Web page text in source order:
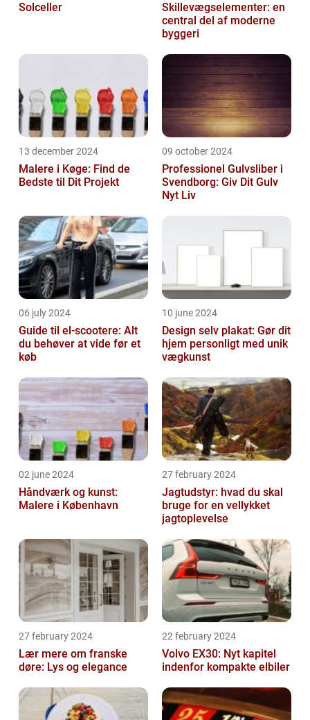
Solceller
Skillevægselementer: en
central del af moderne
byggeri
13 december 2024
Malere i Køge: Find de
Bedste til Dit Projekt
09 october 2024
Professionel Gulvsliber i
Svendborg: Giv Dit Gulv
Nyt Liv
06 july 2024
Guide til el-scootere: Alt
du behøver at vide før et
køb
10 june 2024
Design selv plakat: Gør dit
hjem personligt med unik
vægkunst
02 june 2024
Håndværk og kunst:
Malere i København
27 february 2024
Jagtudstyr: hvad du skal
bruge for en vellykket
jagtoplevelse
27 february 2024
Lær mere om franske
døre: Lys og elegance
22 february 2024
Volvo EX30: Nyt kapitel
indenfor kompakte elbiler